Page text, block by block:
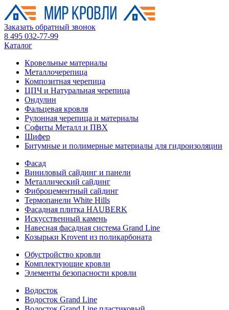
Заказать обратный звонок
8 495 032-77-99
Каталог
Кровельные материалы
Металлочерепица
Композитная черепица
ЦПЧ и Натуральная черепица
Ондулин
Фальцевая кровля
Рулонная черепица и материалы
Софиты Металл и ПВХ
Шифер
Битумные и полимерные материалы для гидроизоляции
Фасад
Виниловый сайдинг и панели
Металлический сайдинг
Фиброцементный сайдинг
Термопанели White Hills
Фасадная плитка HAUBERK
Искусственный камень
Навесная фасадная система Grand Line
Козырьки Krovent из поликарбоната
Обустройство кровли
Комплектующие кровли
Элементы безопасности кровли
Водосток
Водосток Grand Line